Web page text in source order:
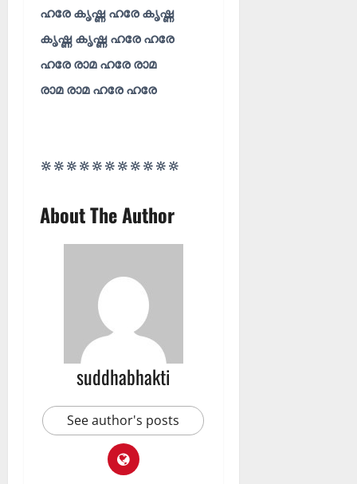
ഹരേ കൃഷ്ണ ഹരേ കൃഷ്ണ
കൃഷ്ണ കൃഷ്ണ ഹരേ ഹരേ
ഹരേ രാമ ഹരേ രാമ
രാമ രാമ ഹരേ ഹരേ
🔆🔆🔆🔆🔆🔆🔆🔆🔆🔆🔆
About The Author
suddhabhakti
See author's posts